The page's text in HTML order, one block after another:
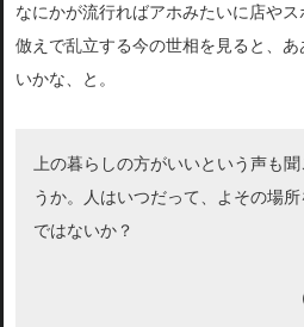
なにかが流行ればアホみたいに店や
倣えで乱立する今の世相を見ると、
いかな、と。
上の暮らしの方がいいという声も
うか。人はいつだって、よその場
ではないか？